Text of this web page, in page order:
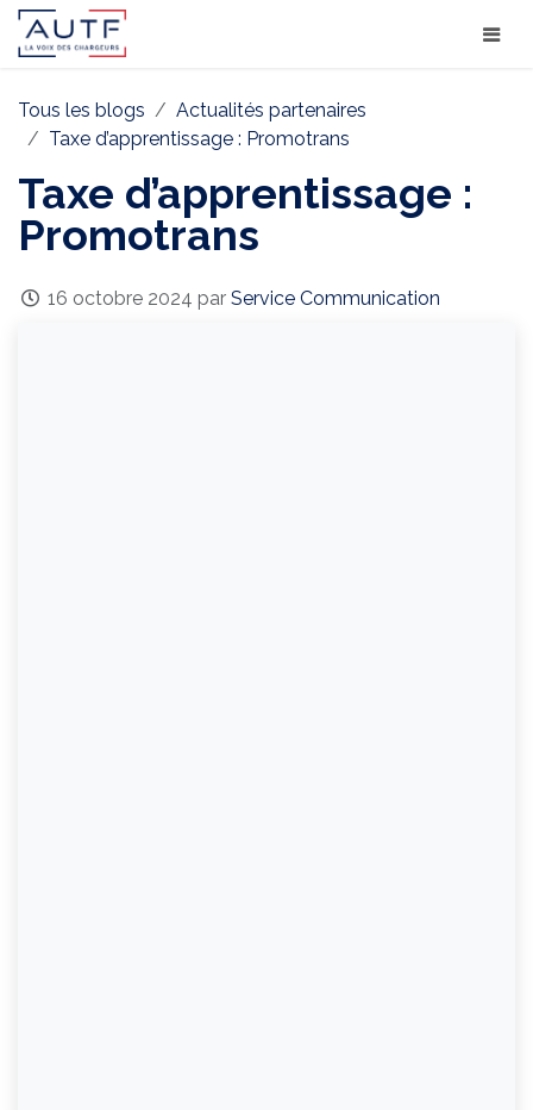
Tous les blogs
Actualités partenaires
Taxe d’apprentissage : Promotrans
Taxe d’apprentissage :
Promotrans
16 octobre 2024 par Service Communication